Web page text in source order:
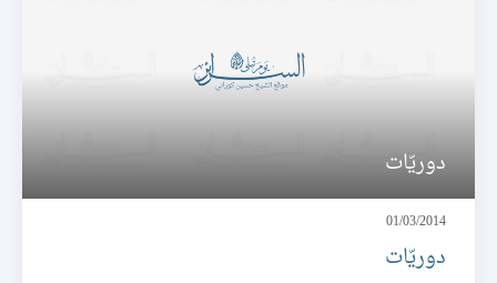
دوريّات
01/03/2014
دوريّات